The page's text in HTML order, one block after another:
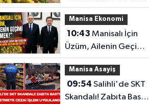
Başladı: Hasat
Heyecanı Yaşanırken
Gözler TMO
Fiyatında!
Manisa Ekonomi
10:43 Manisalı İçin
Üzüm, Ailenin Geçimi
Demek!" Erkan Akçay
Üzüm Üreticisinin
Taleplerini Bakanlığa
İletti
Manisa Asayiş
09:54 Salihli'de SKT
Skandalı! Zabıta Bastı,